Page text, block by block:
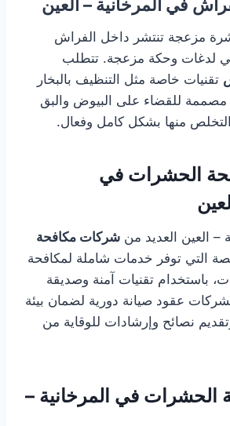
في المرخانية – العين
مزعجة تنتشر داخل الفراش
لدغات وحكة مزعجة. تتطلب
تقنيات خاصة مثل التنظيف بالبخار
مصممة للقضاء على البيوض والبق
التخلص منها بشكل كامل وفعال.
الحشرات في
– العين العديد من شركات مكافحة
التي توفر خدمات شاملة لمكافحة
باستخدام تقنيات آمنة وصديقة
عقود صيانة دورية لضمان بيئة
نصائح وإرشادات للوقاية من
الحشرات في المرخانية –